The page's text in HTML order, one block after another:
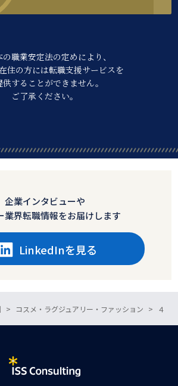
職業安定法の定めにより、
住の方には転職支援サービスを
供することができません。
ご了承ください。
企業インタビューや
業界転職情報をお届けします
LinkedInを見る
コスメ・ラグジュアリー・ファッション ４年